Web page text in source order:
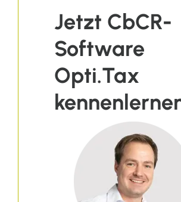
Jetzt CbCR-
Software
Opti.Tax